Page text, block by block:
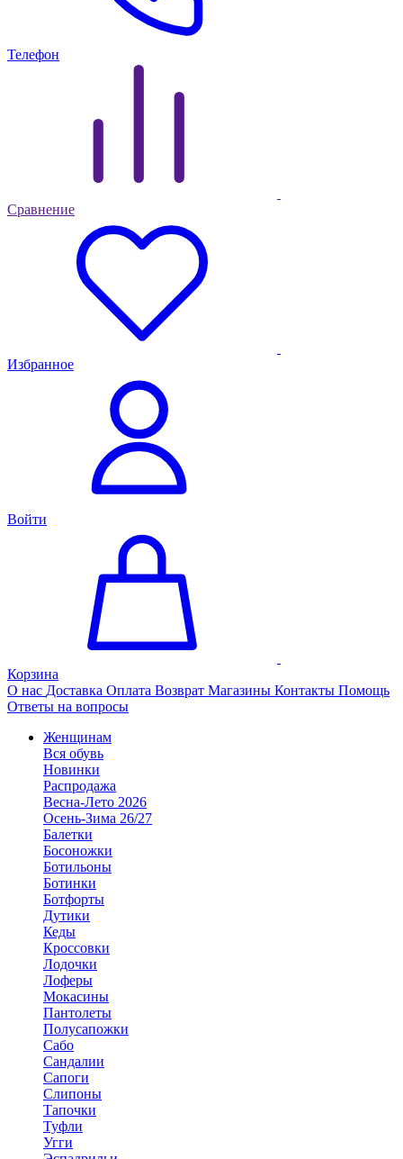
Телефон
Сравнение
Избранное
Войти
Корзина
О нас Доставка Оплата Возврат Магазины Контакты Помощь
Ответы на вопросы
Женщинам
Вся обувь
Новинки
Распродажа
Весна-Лето 2026
Осень-Зима 26/27
Балетки
Босоножки
Ботильоны
Ботинки
Ботфорты
Дутики
Кеды
Кроссовки
Лодочки
Лоферы
Мокасины
Пантолеты
Полусапожки
Сабо
Сандалии
Сапоги
Слипоны
Тапочки
Туфли
Угги